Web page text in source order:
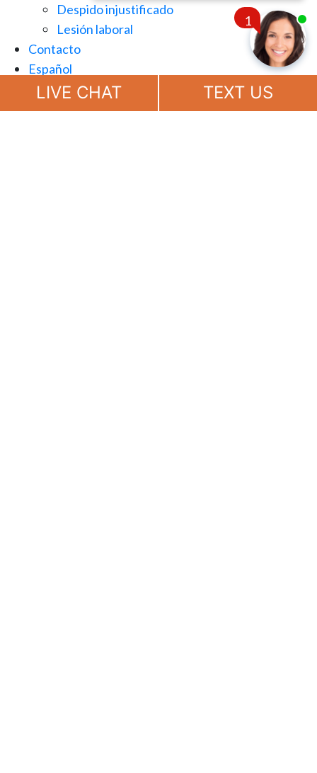
Despido injustificado
Lesión laboral
Contacto
Español
(888) 694-7143
LIVE CHAT TEXT US
1
Chat